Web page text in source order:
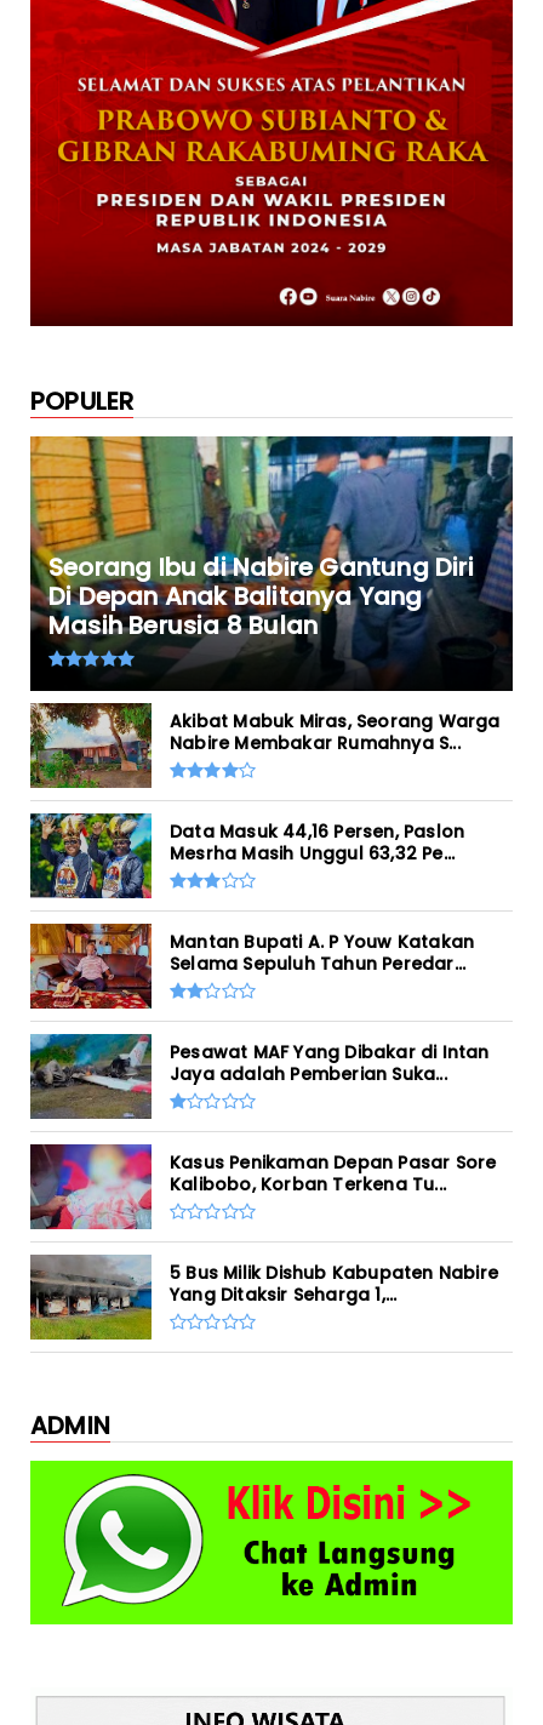
Rayakan HUT TNI ke-79. Dandim 1705
Nabire Gandeng Pelaku UMK...
October 23, 2024
KRIMINAL
Polsek Uwapa Nabire Amankan Sepuluh
Karton Minuman Beralkoho...
October 20, 2024
POPULER
Seorang Ibu di Nabire Gantung Diri
Di Depan Anak Balitanya Yang
Masih Berusia 8 Bulan
Akibat Mabuk Miras, Seorang Warga
Nabire Membakar Rumahnya S...
Data Masuk 44,16 Persen, Paslon
Mesrha Masih Unggul 63,32 Pe...
Mantan Bupati A. P Youw Katakan
Selama Sepuluh Tahun Peredar...
Pesawat MAF Yang Dibakar di Intan
Jaya adalah Pemberian Suka...
Kasus Penikaman Depan Pasar Sore
Kalibobo, Korban Terkena Tu...
5 Bus Milik Dishub Kabupaten Nabire
Yang Ditaksir Seharga 1,...
ADMIN